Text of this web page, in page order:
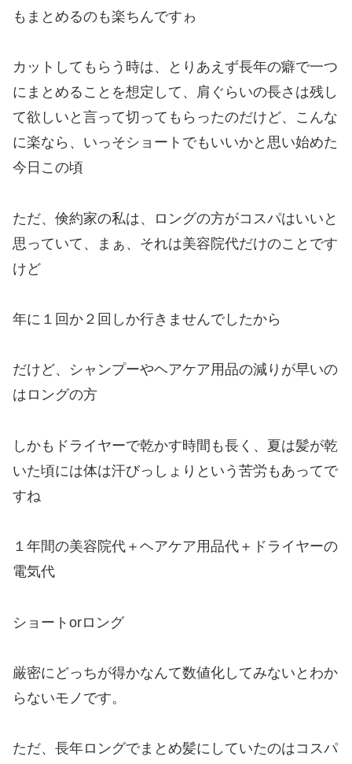
もまとめるのも楽ちんですゎ
カットしてもらう時は、とりあえず長年の癖で一つ
にまとめることを想定して、肩ぐらいの長さは残し
て欲しいと言って切ってもらったのだけど、こんな
に楽なら、いっそショートでもいいかと思い始めた
今日この頃
ただ、倹約家の私は、ロングの方がコスパはいいと
思っていて、まぁ、それは美容院代だけのことです
けど
年に１回か２回しか行きませんでしたから
だけど、シャンプーやヘアケア用品の減りが早いの
はロングの方
しかもドライヤーで乾かす時間も長く、夏は髪が乾
いた頃には体は汗びっしょりという苦労もあってで
すね
１年間の美容院代＋ヘアケア用品代＋ドライヤーの
電気代
ショートorロング
厳密にどっちが得かなんて数値化してみないとわか
らないモノです。
ただ、長年ロングでまとめ髪にしていたのはコスパ